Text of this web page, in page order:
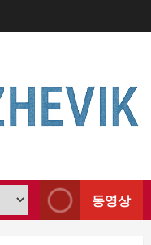
동영상